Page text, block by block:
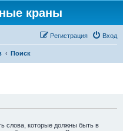
краны
Вход
Регистрация
Поиск
слова, которые должны быть в